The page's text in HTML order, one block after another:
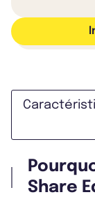
Share